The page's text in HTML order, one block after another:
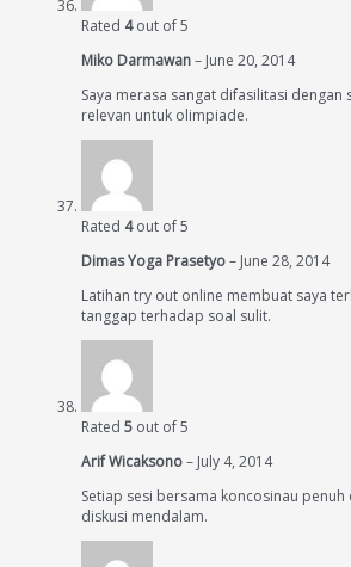
Rated 4out of 5
Miko Darmawan– June 20, 2014
Saya merasa sangat difasilitasi dengan
relevan untuk olimpiade.
Rated 4out of 5
Dimas Yoga Prasetyo– June 28, 2014
Latihan try out online membuat saya
tanggap terhadap soal sulit.
Rated 5 out of 5
Arif Wicaksono– July 4, 2014
Setiap sesi bersama koncosinau
diskusi mendalam.